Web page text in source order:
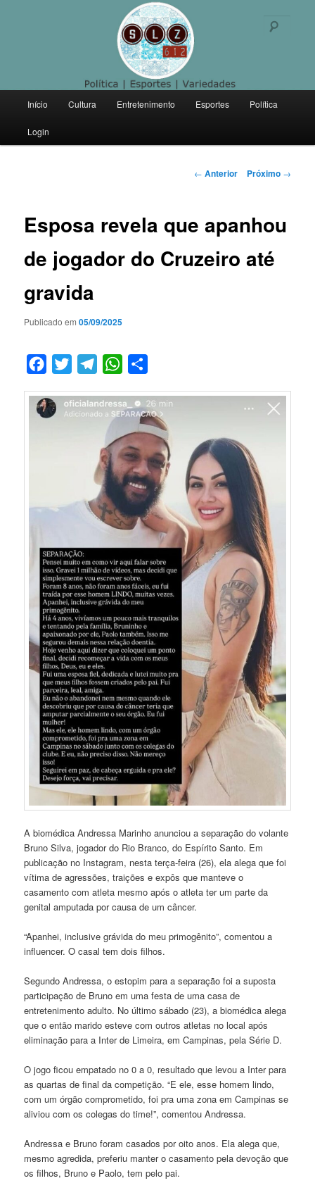
Politica | Esportes | Variedades
principal
Pular
para
principal
Início Cultura Entretenimento Esportes Política
Login
Navegação
← Anterior Próximo →
Esposa revela que apanhou
de jogador do Cruzeiro até
gravida
Publicado em05/09/2025
Facebook
Twitter TelegramWhatsApp
A biomédica Andressa Marinho anunciou a separação do volante
Bruno Silva, jogador do Rio Branco, do Espírito Santo. Em
publicação no Instagram, nesta terça-feira (26), ela alega que foi
vítima de agressões, traições e expôs que manteve o
casamento com atleta mesmo após o atleta ter um parte da
genital amputada por causa de um câncer.
“Apanhei, inclusive grávida do meu primogênito”, comentou a
influencer. O casal tem dois filhos.
Segundo Andressa, o estopim para a separação foi a suposta
participação de Bruno em uma festa de uma casa de
entretenimento adulto. No último sábado (23), a biomédica alega
que o então marido esteve com outros atletas no local após
eliminação para a Inter de Limeira, em Campinas, pela Série D.
O jogo ficou empatado no 0 a 0, resultado que levou a Inter para
as quartas de final da competição. “E ele, esse homem lindo,
com um órgão comprometido, foi pra uma zona em Campinas se
aliviou com os colegas do time!”, comentou Andressa.
Andressa e Bruno foram casados por oito anos. Ela alega que,
mesmo agredida, preferiu manter o casamento pela devoção que
os filhos, Bruno e Paolo, tem pelo pai.